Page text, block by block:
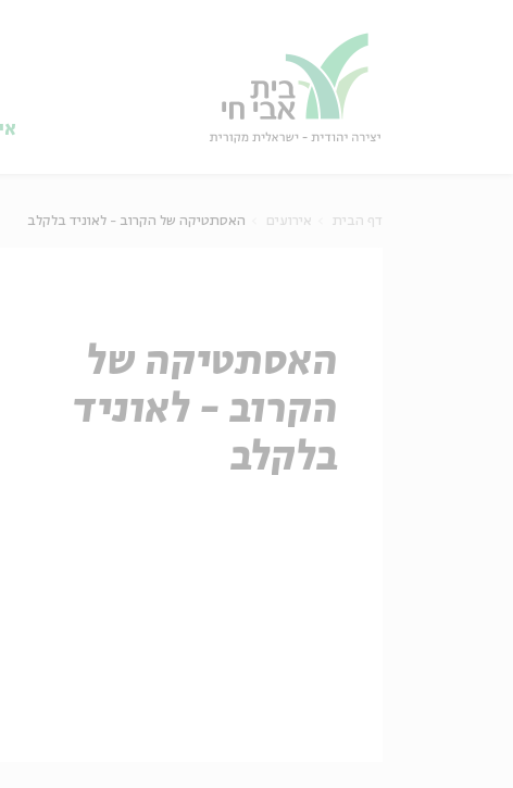
דף הבית אירועים האסתטיקה של הקרוב - לאוניד בלקלב
האסתטיקה של
הקרוב - לאוניד
בלקלב